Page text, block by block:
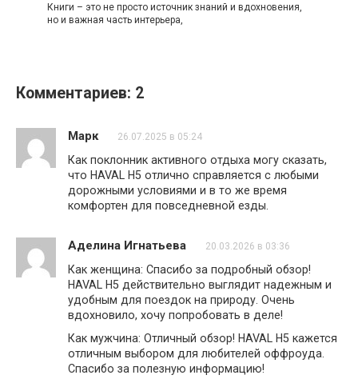
Книги – это не просто источник знаний и вдохновения,
но и важная часть интерьера,
Комментариев: 2
Марк 26.07.2025 в 05:24
Как поклонник активного отдыха могу сказать,
что HAVAL H5 отлично справляется с любыми
дорожными условиями и в то же время
комфортен для повседневной езды.
Аделина Игнатьева 20.03.2026 в 03:36
Как женщина: Спасибо за подробный обзор!
HAVAL H5 действительно выглядит надежным и
удобным для поездок на природу. Очень
вдохновило, хочу попробовать в деле!
Как мужчина: Отличный обзор! HAVAL H5 кажется
отличным выбором для любителей оффроуда.
Спасибо за полезную информацию!